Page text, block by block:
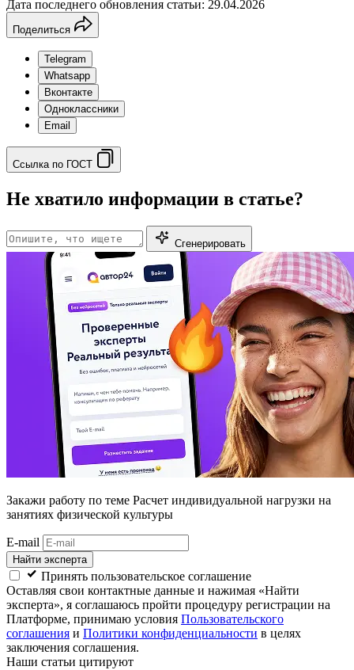
Дата последнего обновления статьи: 29.04.2026
Поделиться
Telegram
Whatsapp
Вконтакте
Одноклассники
Email
Ссылка по ГОСТ
Не хватило информации в статье?
Сгенерировать
Закажи работу по теме Расчет индивидуальной нагрузки на
занятиях физической культуры
E-mail
Найти эксперта
Принять пользовательское соглашение
Оставляя свои контактные данные и нажимая «Найти
эксперта», я соглашаюсь пройти процедуру регистрации на
Платформе, принимаю условия Пользовательского
соглашения и Политики конфиденциальности в целях
заключения соглашения.
Наши статьи цитируют